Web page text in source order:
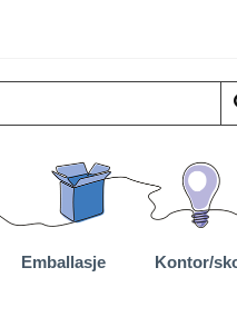
Emballasje Kontor/